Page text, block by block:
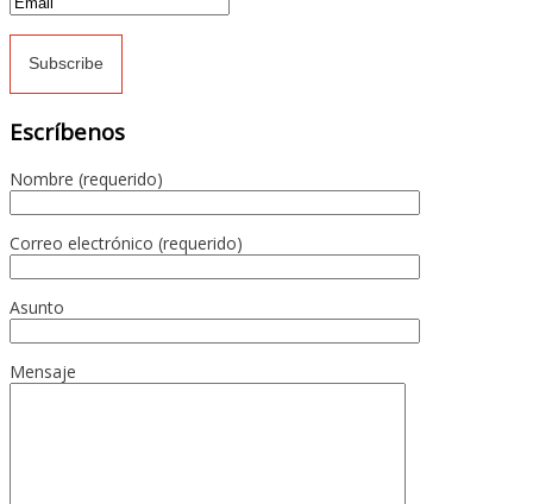
Escríbenos
Nombre (requerido)
Correo electrónico (requerido)
Asunto
Mensaje